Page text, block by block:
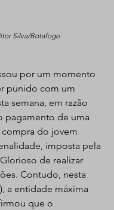
Silva/Botafogo
por um momento
punido com um
semana, em razão
pagamento de uma
compra do jovem
imposta pela
de realizar
Contudo, nesta
a entidade máxima
que o